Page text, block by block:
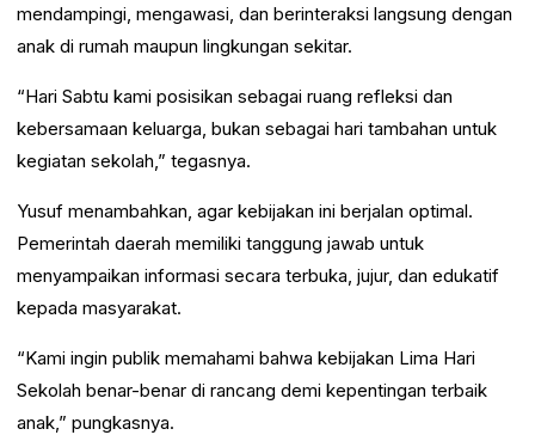
mendampingi, mengawasi, dan berinteraksi langsung dengan
anak di rumah maupun lingkungan sekitar.
“Hari Sabtu kami posisikan sebagai ruang refleksi dan
kebersamaan keluarga, bukan sebagai hari tambahan untuk
kegiatan sekolah,” tegasnya.
Yusuf menambahkan, agar kebijakan ini berjalan optimal.
Pemerintah daerah memiliki tanggung jawab untuk
menyampaikan informasi secara terbuka, jujur, dan edukatif
kepada masyarakat.
“Kami ingin publik memahami bahwa kebijakan Lima Hari
Sekolah benar-benar di rancang demi kepentingan terbaik
anak,” pungkasnya.